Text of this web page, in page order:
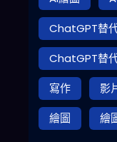
ChatGPT替
ChatGPT替
寫作
影
繪圖
繪